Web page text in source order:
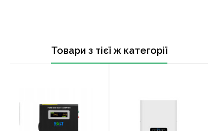
Товари з тієї ж категорії